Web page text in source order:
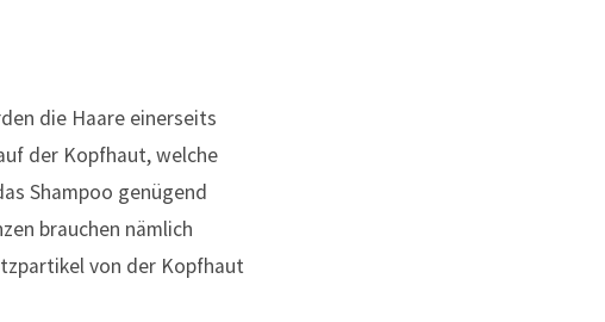
die Haare einerseits
der Kopfhaut, welche
Shampoo genügend
brauchen nämlich
von der Kopfhaut